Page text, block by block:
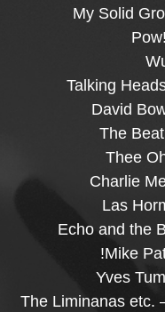
My Solid
Talking
David
The
Thee
Charlie
Las
Echo and the
Mike
Yves
The Liminanas etc.